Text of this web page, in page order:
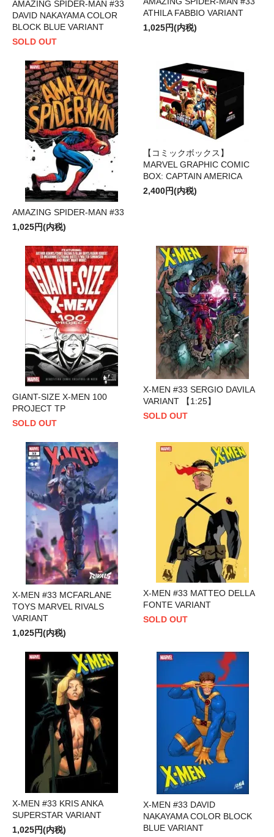
AMAZING SPIDER-MAN #33
DAVID NAKAYAMA COLOR
BLOCK BLUE VARIANT
SOLD OUT
ATHILA FABBIO VARIANT
1,025円(内税)
AMAZING SPIDER-MAN #33
1,025円(内税)
【コミックボックス】
MARVEL GRAPHIC COMIC
BOX: CAPTAIN AMERICA
2,400円(内税)
GIANT-SIZE X-MEN 100
PROJECT TP
SOLD OUT
X-MEN #33 SERGIO DAVILA
VARIANT 【1:25】
SOLD OUT
X-MEN #33 MCFARLANE
TOYS MARVEL RIVALS
VARIANT
1,025円(内税)
X-MEN #33 MATTEO DELLA
FONTE VARIANT
SOLD OUT
X-MEN #33 KRIS ANKA
SUPERSTAR VARIANT
1,025円(内税)
X-MEN #33 DAVID
NAKAYAMA COLOR BLOCK
BLUE VARIANT